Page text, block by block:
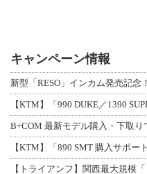
キャンペーン情報
【KTM】「990 DUKE／1390
【KTM】「890 SMT 購入サポ